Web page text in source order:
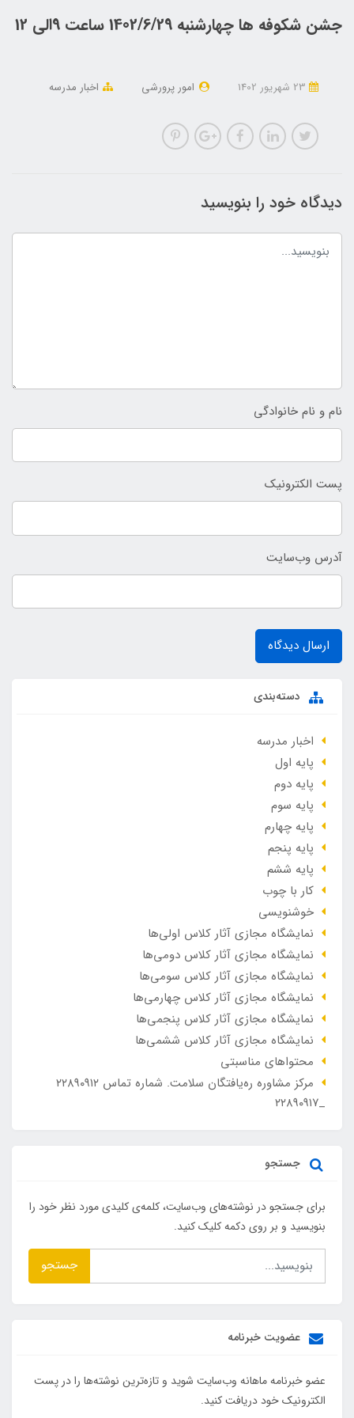
جشن شکوفه ها چهارشنبه 1402/6/29 ساعت 9الی 12
امور پرورشی اخبار مدرسه
دیدگاه خود را بنویسید
نام و نام خانوادگی
پست الکترونیک
آدرس وب‌سایت
ارسال دیدگاه
دسته‌بندی
اخبار مدرسه
پایه اول
پایه دوم
پایه سوم
پایه چهارم
پایه پنجم
پایه ششم
کار با چوب
خوشنویسی
نمایشگاه مجازی آثار کلاس اولی‌ها
نمایشگاه مجازی آثار کلاس دومی‌ها
نمایشگاه مجازی آثار کلاس سومی‌ها
نمایشگاه مجازی آثار کلاس چهارمی‌ها
نمایشگاه مجازی آثار کلاس پنجمی‌ها
نمایشگاه مجازی آثار کلاس ششمی‌ها
محتواهای مناسبتی
مرکز مشاوره ره‌یافتگان سلامت. شماره تماس ۲۲۸۹۰۹۱۲
_۲۲۸۹۰۹۱۷
جستجو
برای جستجو در نوشته‌های وب‌سایت، کلمه‌ی کلیدی مورد نظر خود را
بنویسید و بر روی دکمه کلیک کنید.
جستجو
عضویت خبرنامه
عضو خبرنامه ماهانه وب‌سایت شوید و تازه‌ترین نوشته‌ها را در پست
الکترونیک خود دریافت کنید.